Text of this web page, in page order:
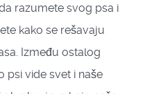
razumete svog psa i
kako se rešavaju
Između ostalog
psi vide svet i naše